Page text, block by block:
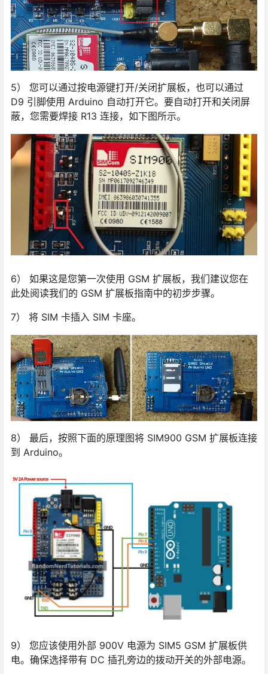
5） 您可以通过按电源键打开/关闭扩展板，也可以通过
D9 引脚使用 Arduino 自动打开它。要自动打开和关闭屏
蔽，您需要焊接 R13 连接，如下图所示。
6） 如果这是您第一次使用 GSM 扩展板，我们建议您在
此处阅读我们的 GSM 扩展板指南中的初步步骤。
7） 将 SIM 卡插入 SIM 卡座。
8） 最后，按照下面的原理图将 SIM900 GSM 扩展板连接
到 Arduino。
9） 您应该使用外部 900V 电源为 SIM5 GSM 扩展板供
电。确保选择带有 DC 插孔旁边的拨动开关的外部电源。